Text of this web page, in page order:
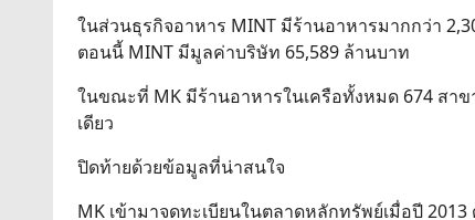
ในส่วนธุรกิจอาหาร MINT มีร้านอาหารมากกว่า
ตอนนี้ MINT มีมูลค่าบริษัท 65,589 ล้านบาท
ในขณะที่ MK มีร้านอาหารในเครือทั้งหมด 674 สา
เดียว
ปิดท้ายด้วยข้อมูลที่น่าสนใจ
MK เข้ามาจดทะเบียนในตลาดหลักทรัพย์เมื่อปี